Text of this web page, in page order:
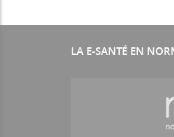
LA E-SANTÉ EN